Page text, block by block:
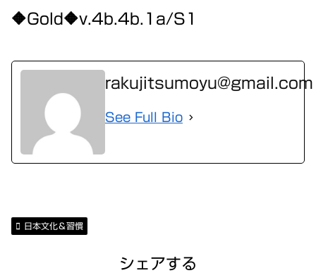
🔶Gold🔶v.4b.4b.1a/S1
rakujitsumoyu@gmail.com
See Full Bio
日本文化＆習慣
シェアする